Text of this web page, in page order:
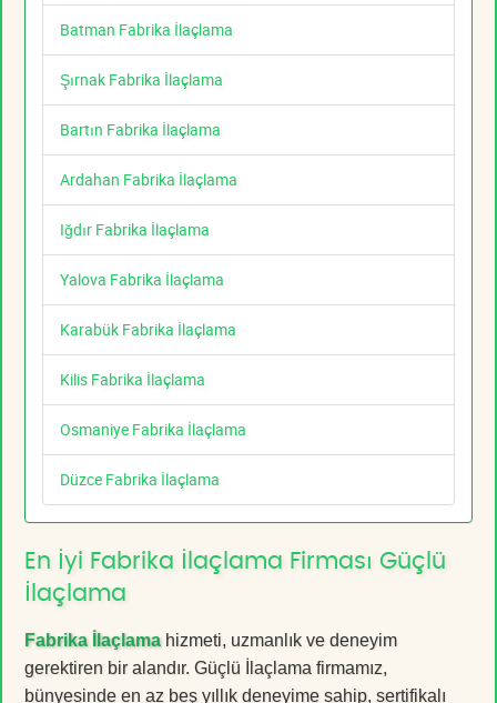
Batman Fabrika İlaçlama
Şırnak Fabrika İlaçlama
Bartın Fabrika İlaçlama
Ardahan Fabrika İlaçlama
Iğdır Fabrika İlaçlama
Yalova Fabrika İlaçlama
Karabük Fabrika İlaçlama
Kilis Fabrika İlaçlama
Osmaniye Fabrika İlaçlama
Düzce Fabrika İlaçlama
En İyi Fabrika İlaçlama Firması Güçlü
İlaçlama
Fabrika İlaçlamahizmeti, uzmanlık ve deneyim
gerektiren bir alandır. Güçlü İlaçlama firmamız,
bünyesinde en az beş yıllık deneyime sahip, sertifikalı